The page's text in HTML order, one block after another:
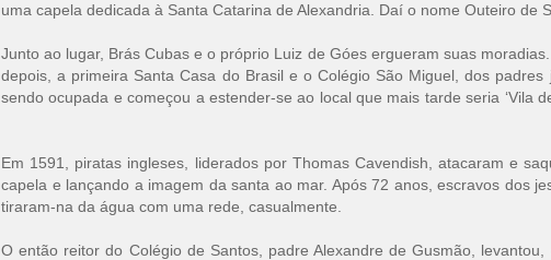
uma capela dedicada à Santa Catarina de Alexandria. Daí o nome Outeiro de
Junto ao lugar, Brás Cubas e o próprio Luiz de Góes ergueram suas
depois, a primeira Santa Casa do Brasil e o Colégio São Miguel, dos
sendo ocupada e começou a estender-se ao local que mais tarde seria ‘Vila
Em 1591, piratas ingleses, liderados por Thomas Cavendish, atacaram e
capela e lançando a imagem da santa ao mar. Após 72 anos, escravos dos
tiraram-na da água com uma rede, casualmente.
O então reitor do Colégio de Santos, padre Alexandre de Gusmão, levantou,